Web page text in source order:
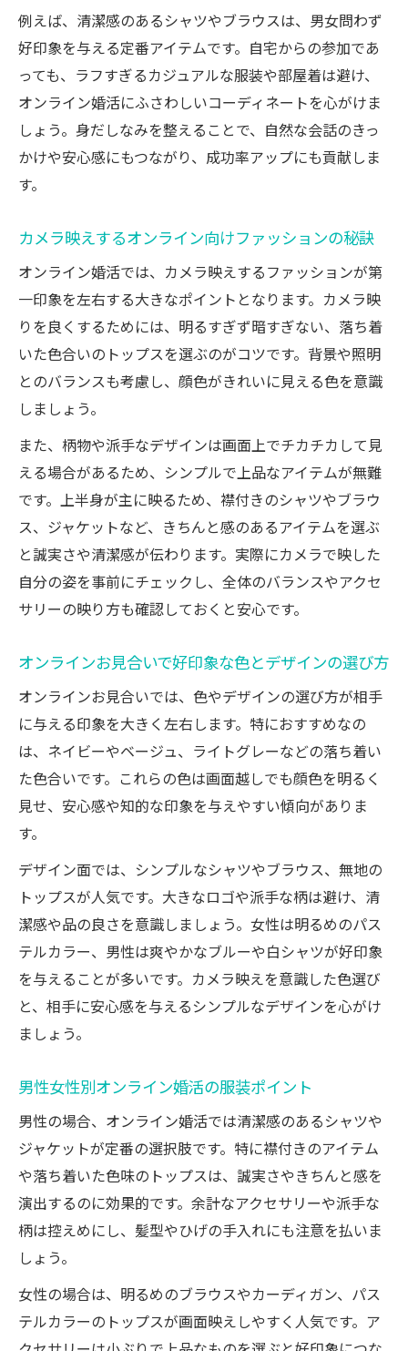
婚活成功へ導くオンラインの装い方
オンライン婚活で差がつく服装の選び方
仮交際につなげるオンラインの装いポイン
ト
清潔感と自然体を両立するオンラインの服
装
ホテルラウンジ基準にも合うオンライン服
装術
清潔感を演出したい方必見の工夫
オンライン婚活で好印象な清潔感の出し方
カメラ映えする清潔感ある色選びのコツ
オンライン服装で注意したい身だしなみポ
イント
男女問わず使えるオンライン清潔感アップ
術
オンラインお見合いで避けたいNGアイテム
カメラ越しに伝わる服装の選び方
オンラインで映える素材とデザインの選び
方
オンライン婚活で選ぶべきトップスの特徴
顔周りを明るく見せるカラーコーデ術
オンラインお見合いに最適なアクセサリー
選び
オンラインで仮交際率アップの秘訣
第一印象を上げるオンライン服装の工夫
カメラ越しで好感度が高まる着こなし術
オンラインお見合い成功へ導く色選びのコ
ツ
会話が弾むオンライン婚活のファッション
例えば、清潔感のあるシャツやブラウスは、男女問わず
好印象を与える定番アイテムです。自宅からの参加であ
っても、ラフすぎるカジュアルな服装や部屋着は避け、
オンライン婚活にふさわしいコーディネートを心がけま
しょう。身だしなみを整えることで、自然な会話のきっ
かけや安心感にもつながり、成功率アップにも貢献しま
す。
カメラ映えするオンライン向けファッションの秘訣
オンライン婚活では、カメラ映えするファッションが第
一印象を左右する大きなポイントとなります。カメラ映
りを良くするためには、明るすぎず暗すぎない、落ち着
いた色合いのトップスを選ぶのがコツです。背景や照明
とのバランスも考慮し、顔色がきれいに見える色を意識
しましょう。
また、柄物や派手なデザインは画面上でチカチカして見
える場合があるため、シンプルで上品なアイテムが無難
です。上半身が主に映るため、襟付きのシャツやブラウ
ス、ジャケットなど、きちんと感のあるアイテムを選ぶ
と誠実さや清潔感が伝わります。実際にカメラで映した
自分の姿を事前にチェックし、全体のバランスやアクセ
サリーの映り方も確認しておくと安心です。
オンラインお見合いで好印象な色とデザインの選び方
オンラインお見合いでは、色やデザインの選び方が相手
に与える印象を大きく左右します。特におすすめなの
は、ネイビーやベージュ、ライトグレーなどの落ち着い
た色合いです。これらの色は画面越しでも顔色を明るく
見せ、安心感や知的な印象を与えやすい傾向がありま
す。
デザイン面では、シンプルなシャツやブラウス、無地の
トップスが人気です。大きなロゴや派手な柄は避け、清
潔感や品の良さを意識しましょう。女性は明るめのパス
テルカラー、男性は爽やかなブルーや白シャツが好印象
を与えることが多いです。カメラ映えを意識した色選び
と、相手に安心感を与えるシンプルなデザインを心がけ
ましょう。
男性女性別オンライン婚活の服装ポイント
男性の場合、オンライン婚活では清潔感のあるシャツや
ジャケットが定番の選択肢です。特に襟付きのアイテム
や落ち着いた色味のトップスは、誠実さやきちんと感を
演出するのに効果的です。余計なアクセサリーや派手な
柄は控えめにし、髪型やひげの手入れにも注意を払いま
しょう。
女性の場合は、明るめのブラウスやカーディガン、パス
テルカラーのトップスが画面映えしやすく人気です。ア